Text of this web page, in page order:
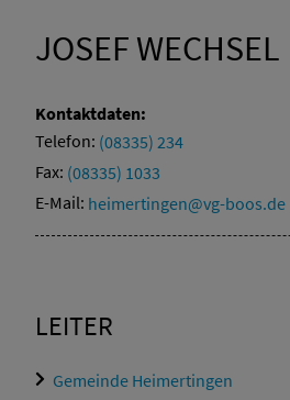
JOSEF WECHSEL
Kontaktdaten:
Telefon: (08335) 234
Fax: (08335) 1033
E-Mail: heimertingen@vg-boos.de
LEITER
Gemeinde Heimertingen